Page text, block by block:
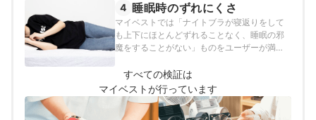
4 睡眠時のずれにくさ
マイベストでは「ナイトブラが寝返りをして
も上下にほとんどずれることなく、睡眠の邪
魔をすることがない」ものをユーザーが満足
コアの加重平均でおすすめ度をスコア化しま
した。
すべての検証は
マイベストが行っています